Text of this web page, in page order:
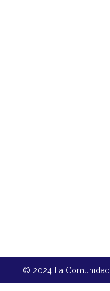
© 2024 La Comunidad